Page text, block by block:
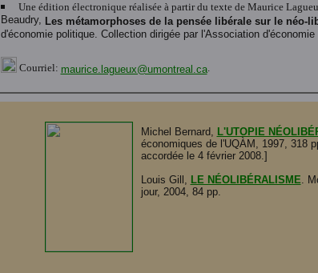
Une édition électronique réalisée à partir du texte de Maurice
Beaudry, Les métamorphoses de la pensée libérale sur le néo-
d'économie politique. Collection dirigée par l'Association
Courriel: maurice.lagueux@umontreal.ca.
Michel Bernard, L'UTOPIE
économiques de l'UQÀM, 1997, 318
accordée le 4 février 2008.]
Louis Gill, LE NÉOLIBÉRALISME.
jour, 2004, 84 pp.